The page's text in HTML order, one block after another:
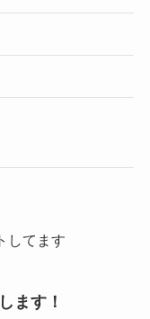
してます
ます！